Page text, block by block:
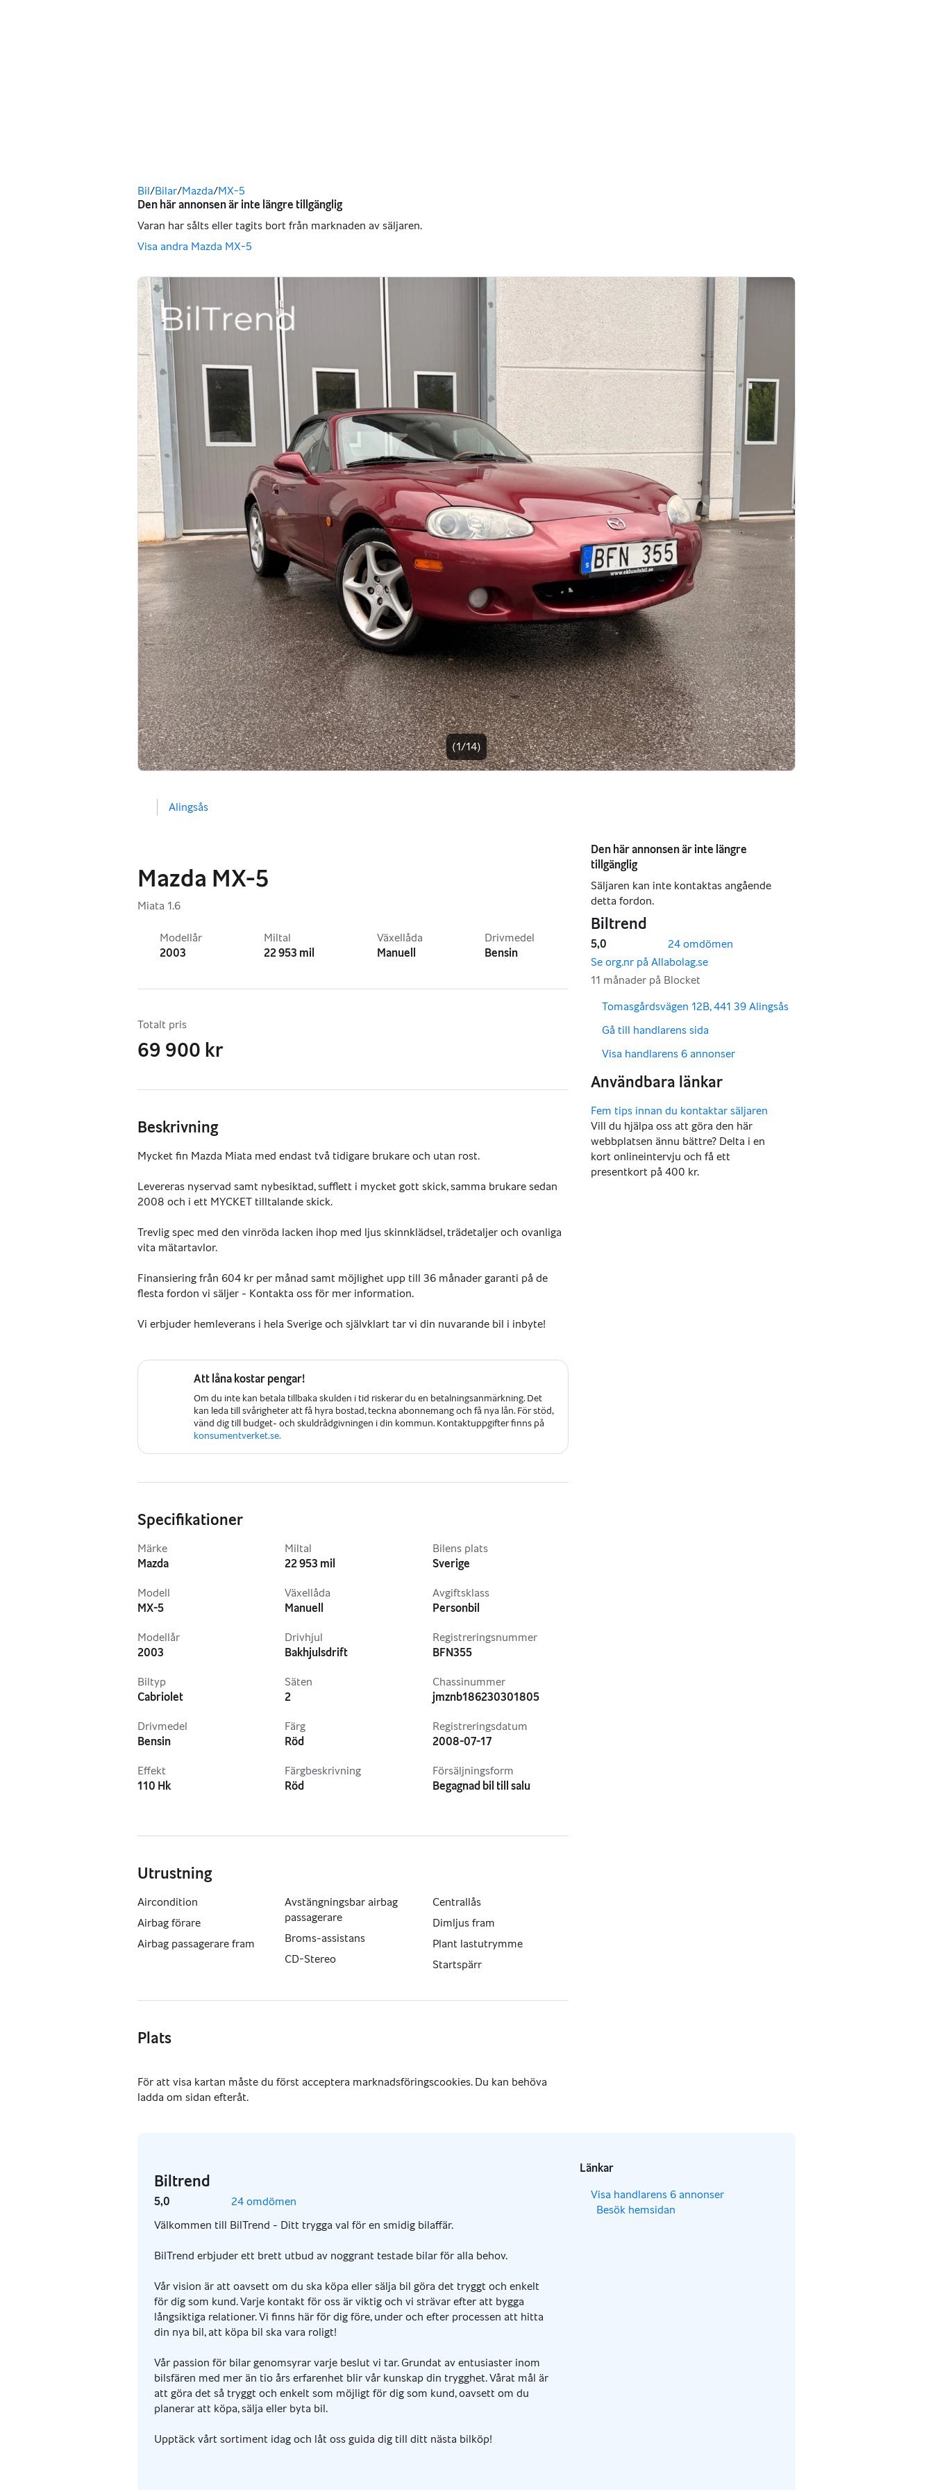
Du är här
Bil/Bilar/Mazda/MX-5
Bildgalleri
(1/14)
Alingsås
Mazda MX-5
Miata 1.6
Modellår
2003
Miltal
22 953 mil
Växellåda
Manuell
Drivmedel
Bensin
Totalt pris
69 900 kr
5,0
24 omdömen
,
Tomasgårdsvägen 12B, 441 39 Alingsås
Gå till handlarens sida
Visa handlarens 6 annonser
Vill du hjälpa oss att göra den här
webbplatsen ännu bättre? Delta i en
kort onlineintervju och få ett
presentkort på 400 kr.
Beskrivning
Mycket fin Mazda Miata med endast två tidigare brukare och utan rost.
Levereras nyservad samt nybesiktad, sufflett i mycket gott skick, samma brukare sedan
2008 och i ett MYCKET tilltalande skick.
Trevlig spec med den vinröda lacken ihop med ljus skinnklädsel, trädetaljer och ovanliga
vita mätartavlor.
Finansiering från 604 kr per månad samt möjlighet upp till 36 månader garanti på de
flesta fordon vi säljer - Kontakta oss för mer information.
Vi erbjuder hemleverans i hela Sverige och självklart tar vi din nuvarande bil i inbyte!
Registreringsavgift om 495 kr tillkommer på samtliga fordon.
Att låna kostar pengar!
Om du inte kan betala tillbaka skulden i tid riskerar du en betalningsanmärkning. Det
kan leda till svårigheter att få hyra bostad, teckna abonnemang och få nya lån. För stöd,
vänd dig till budget- och skuldrådgivningen i din kommun. Kontaktuppgifter finns på
konsumentverket.se.
Specifikationer
Märke
Mazda
Modell
MX-5
Modellår
2003
Biltyp
Cabriolet
Drivmedel
Bensin
Effekt
110 Hk
Miltal
22 953 mil
Växellåda
Manuell
Drivhjul
Bakhjulsdrift
Säten
2
Färg
Röd
Färgbeskrivning
Röd
Bilens plats
Sverige
Avgiftsklass
Personbil
Registreringsnummer
BFN355
Chassinummer
jmznb186230301805
Registreringsdatum
2008-07-17
Försäljningsform
Begagnad bil till salu
Utrustning
Aircondition
Airbag förare
Airbag passagerare fram
Avstängningsbar airbag
passagerare
Broms-assistans
CD-Stereo
Centrallås
Dimljus fram
Plant lastutrymme
Startspärr
Plats
Biltrend
5,0
24 omdömen
Välkommen till BilTrend - Ditt trygga val för en smidig bilaffär.
BilTrend erbjuder ett brett utbud av noggrant testade bilar för alla behov.
Vår vision är att oavsett om du ska köpa eller sälja bil göra det tryggt och enkelt
för dig som kund. Varje kontakt för oss är viktig och vi strävar efter att bygga
långsiktiga relationer. Vi finns här för dig före, under och efter processen att hitta
din nya bil, att köpa bil ska vara roligt!
Vår passion för bilar genomsyrar varje beslut vi tar. Grundat av entusiaster inom
bilsfären med mer än tio års erfarenhet blir vår kunskap din trygghet. Vårat mål är
att göra det så tryggt och enkelt som möjligt för dig som kund, oavsett om du
planerar att köpa, sälja eller byta bil.
Upptäck vårt sortiment idag och låt oss guida dig till ditt nästa bilköp!
Länkar
Visa handlarens 6 annonser
Besök hemsidan